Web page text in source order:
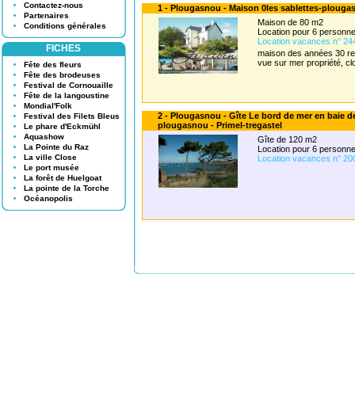
Contactez-nous
Partenaires
Conditions générales
FICHES
Fête des fleurs
Fête des brodeuses
Festival de Cornouaille
Fête de la langoustine
Mondial'Folk
Festival des Filets Bleus
Le phare d'Eckmühl
Aquashow
La Pointe du Raz
La ville Close
Le port musée
La forêt de Huelgoat
La pointe de la Torche
Océanopolis
1 - Plougasnou - Maison 0les sablettes-
Maison de 80 m2
Location pour 6
Location vacances n°
maison des années 30
vue sur mer propriété,
2 - Plougasnou - Gîte Le bord de mer en baie
plougasnou - Primel-tregastel
Gîte de 120 m2
Location pour 6
Location vacances n°